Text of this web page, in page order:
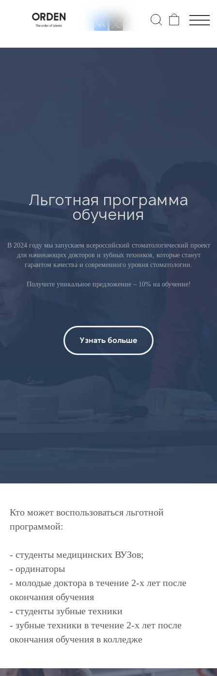
Льготная программа
обучения
В 2024 году мы запускаем всероссийский стоматологический проект
для начинающих докторов и зубных техников, которые станут
гарантом качества и современного уровня стоматологии.
Получите уникальное предложение – 10% на обучение!
Узнать больше
Кто может воспользоваться льготной
программой:
- студенты медицинских ВУЗов;
- ординаторы
- молодые доктора в течение 2-х лет после
окончания обучения
- студенты зубные техники
- зубные техники в течение 2-х лет после
окончания обучения в колледже